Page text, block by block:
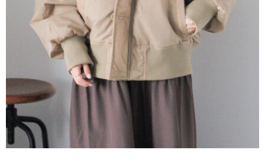
１．透過由恩沛科技股份有限公司提供之「AFTEE先享後付」服務完成之交
易，需依本服務之必要範圍內提供個人資料，並將交易相關給付款項請求債
權轉讓予恩沛科技股份有限公司。
２．關於個人資料處理事宜，請瀏覽以下網址：
https://aftee.tw/terms/#terms3
３．未成年的使用者請事先徵得法定代理人或監護人之同意方可使用
「AFTEE先享後付」，若未經同意申辦者引起之損失，本公司不負相關責
任。
４．使用「AFTEE先享後付」時，將依據個別帳號之用戶狀況，依本公司即
時審查核予不同之上限額度；若仍有額度不足之情形，本公司將視審查結果
請求用戶進行身份認證。
５．嚴禁一人註冊多個帳號或使用他人資訊註冊。若發現惡意使用之情形，
恩沛科技股份有限公司將有權停止該用戶之使用額度並採取法律行動。
每筆NT$60，滿NT$888(含以上)免運費
7-11純取貨
每筆NT$60，滿NT$888(含以上)免運費
每筆NT$90，滿NT$888(含以上)免運費